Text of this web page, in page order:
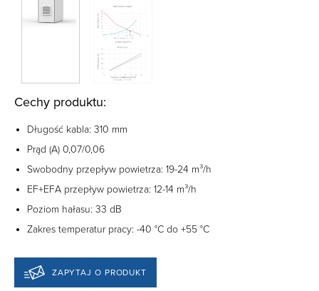
Cechy produktu:
Długość kabla: 310 mm
Prąd (A) 0,07/0,06
Swobodny przepływ powietrza: 19-24 m³/h
EF+EFA przepływ powietrza: 12-14 m³/h
Poziom hałasu: 33 dB
Zakres temperatur pracy: -40 °C do +55 °C
ZAPYTAJ O PRODUKT